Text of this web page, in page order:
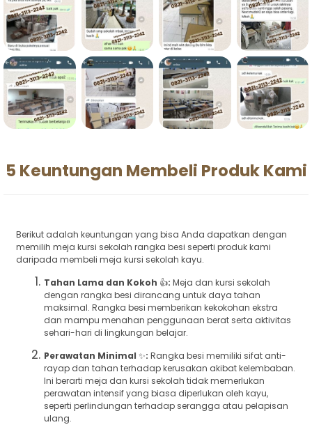
5 Keuntungan Membeli Produk Kami
Berikut adalah keuntungan yang bisa Anda dapatkan dengan
memilih meja kursi sekolah rangka besi seperti produk kami
daripada membeli meja kursi sekolah kayu.
Tahan Lama dan Kokoh 👍: Meja dan kursi sekolah
dengan rangka besi dirancang untuk daya tahan
maksimal. Rangka besi memberikan kekokohan ekstra
dan mampu menahan penggunaan berat serta aktivitas
sehari-hari di lingkungan belajar.
Perawatan Minimal ✨: Rangka besi memiliki sifat anti-
rayap dan tahan terhadap kerusakan akibat kelembaban.
Ini berarti meja dan kursi sekolah tidak memerlukan
perawatan intensif yang biasa diperlukan oleh kayu,
seperti perlindungan terhadap serangga atau pelapisan
ulang.